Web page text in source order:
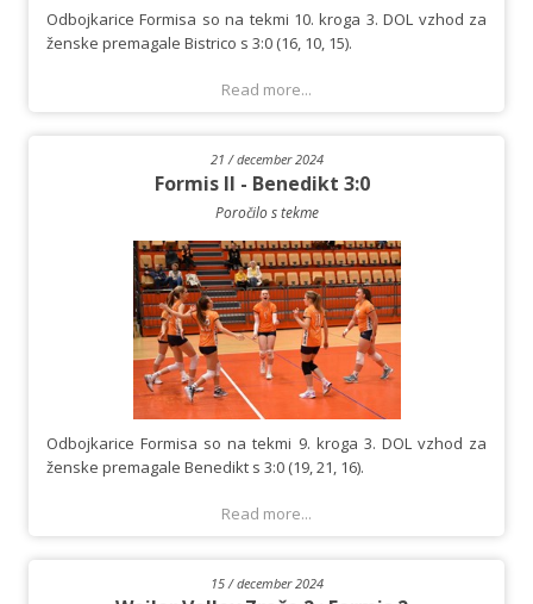
Odbojkarice Formisa so na tekmi 10. kroga 3. DOL vzhod za
ženske premagale Bistrico s 3:0 (16, 10, 15).
Read more...
21 / december 2024
Formis II - Benedikt 3:0
Poročilo s tekme
Odbojkarice Formisa so na tekmi 9. kroga 3. DOL vzhod za
ženske premagale Benedikt s 3:0 (19, 21, 16).
Read more...
15 / december 2024